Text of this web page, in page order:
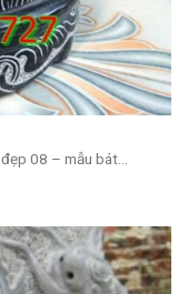
08 – mẫu bát...